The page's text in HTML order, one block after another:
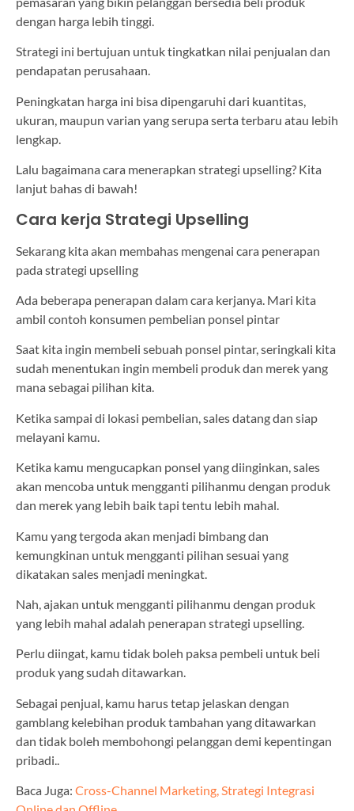
dengan harga lebih tinggi.
Strategi ini bertujuan untuk tingkatkan nilai penjualan dan
pendapatan perusahaan.
Peningkatan harga ini bisa dipengaruhi dari kuantitas,
ukuran, maupun varian yang serupa serta terbaru atau lebih
lengkap.
Lalu bagaimana cara menerapkan strategi upselling? Kita
lanjut bahas di bawah!
Cara kerja Strategi Upselling
Sekarang kita akan membahas mengenai cara penerapan
pada strategi upselling
Ada beberapa penerapan dalam cara kerjanya. Mari kita
ambil contoh konsumen pembelian ponsel pintar
Saat kita ingin membeli sebuah ponsel pintar, seringkali kita
sudah menentukan ingin membeli produk dan merek yang
mana sebagai pilihan kita.
Ketika sampai di lokasi pembelian, sales datang dan siap
melayani kamu.
Ketika kamu mengucapkan ponsel yang diinginkan, sales
akan mencoba untuk mengganti pilihanmu dengan produk
dan merek yang lebih baik tapi tentu lebih mahal.
Kamu yang tergoda akan menjadi bimbang dan
kemungkinan untuk mengganti pilihan sesuai yang
dikatakan sales menjadi meningkat.
Nah, ajakan untuk mengganti pilihanmu dengan produk
yang lebih mahal adalah penerapan strategi upselling.
Perlu diingat, kamu tidak boleh paksa pembeli untuk beli
produk yang sudah ditawarkan.
Sebagai penjual, kamu harus tetap jelaskan dengan
gamblang kelebihan produk tambahan yang ditawarkan
dan tidak boleh membohongi pelanggan demi kepentingan
pribadi..
Baca Juga: Cross-Channel Marketing, Strategi Integrasi